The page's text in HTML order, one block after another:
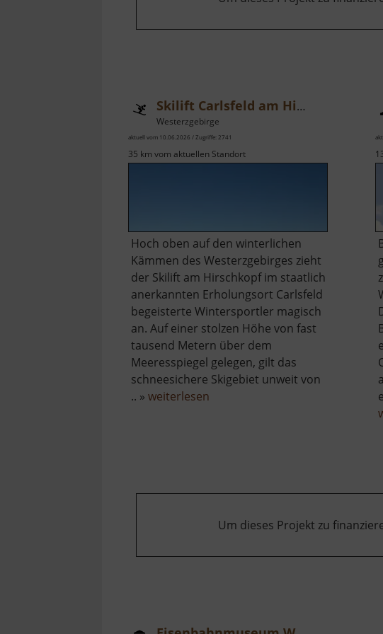
Skilift Carlsfeld am Hirschkopf
Westerzgebirge
aktuell vom 10.06.2026 / Zugriffe: 2741
35 km vom aktuellen Standort
Hoch oben auf den winterlichen
Kämmen des Westerzgebirges zieht
der Skilift am Hirschkopf im staatlich
anerkannten Erholungsort Carlsfeld
begeisterte Wintersportler magisch
an. Auf einer stolzen Höhe von fast
tausend Metern über dem
Meeresspiegel gelegen, gilt das
schneesichere Skigebiet unweit von
.. » weiterlesen
Um dieses Projekt zu